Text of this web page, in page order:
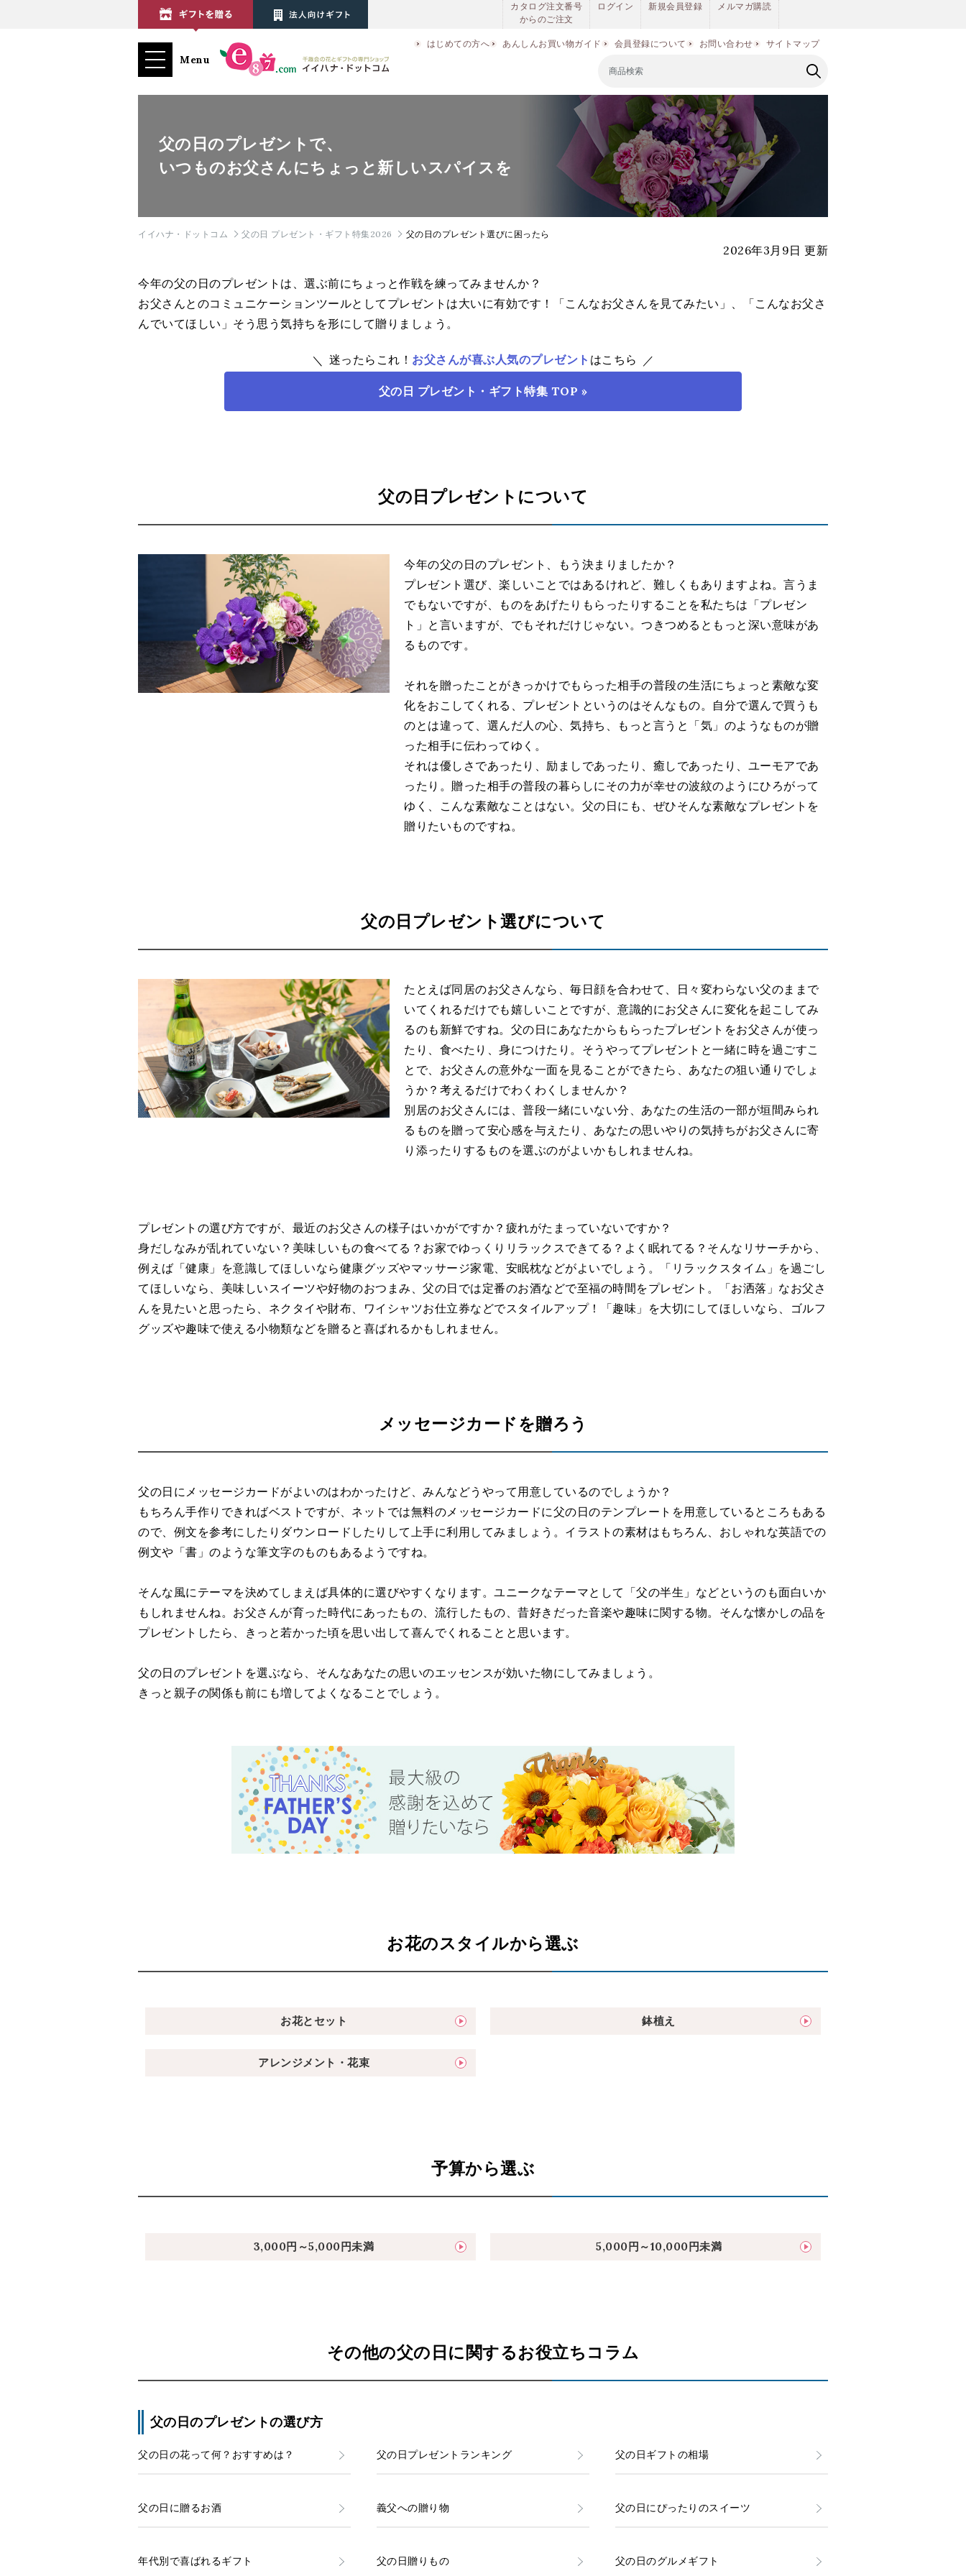
カタログ注文番号
からのご注文
ログイン 新規会員登録 メルマガ購読
Menu
はじめての方へ あんしんお買い物ガイド 会員登録について お問い合わせ サイトマップ
父の日のプレゼントで、
いつものお父さんにちょっと新しいスパイスを
イイハナ・ドットコム 父の日 プレゼント・ギフト特集2026 父の日のプレゼント選びに困ったら
2026年3月9日 更新
今年の父の日のプレゼントは、選ぶ前にちょっと作戦を練ってみませんか？
お父さんとのコミュニケーションツールとしてプレゼントは大いに有効です！「こんなお父さんを見てみたい」、「こんなお父さ
んでいてほしい」そう思う気持ちを形にして贈りましょう。
迷ったらこれ！ お父さんが喜ぶ人気のプレゼント はこちら
父の日 プレゼント・ギフト特集 TOP »
父の日プレゼントについて
今年の父の日のプレゼント、もう決まりましたか？
プレゼント選び、楽しいことではあるけれど、難しくもありますよね。言うま
でもないですが、ものをあげたりもらったりすることを私たちは「プレゼン
ト」と言いますが、でもそれだけじゃない。つきつめるともっと深い意味があ
るものです。
それを贈ったことがきっかけでもらった相手の普段の生活にちょっと素敵な変
化をおこしてくれる、プレゼントというのはそんなもの。自分で選んで買うも
のとは違って、選んだ人の心、気持ち、もっと言うと「気」のようなものが贈
った相手に伝わってゆく。
それは優しさであったり、励ましであったり、癒しであったり、ユーモアであ
ったり。贈った相手の普段の暮らしにその力が幸せの波紋のようにひろがって
ゆく、こんな素敵なことはない。父の日にも、ぜひそんな素敵なプレゼントを
贈りたいものですね。
父の日プレゼント選びについて
たとえば同居のお父さんなら、毎日顔を合わせて、日々変わらない父のままで
いてくれるだけでも嬉しいことですが、意識的にお父さんに変化を起こしてみ
るのも新鮮ですね。父の日にあなたからもらったプレゼントをお父さんが使っ
たり、食べたり、身につけたり。そうやってプレゼントと一緒に時を過ごすこ
とで、お父さんの意外な一面を見ることができたら、あなたの狙い通りでしょ
うか？考えるだけでわくわくしませんか？
別居のお父さんには、普段一緒にいない分、あなたの生活の一部が垣間みられ
るものを贈って安心感を与えたり、あなたの思いやりの気持ちがお父さんに寄
り添ったりするものを選ぶのがよいかもしれませんね。
プレゼントの選び方ですが、最近のお父さんの様子はいかがですか？疲れがたまっていないですか？
身だしなみが乱れていない？美味しいもの食べてる？お家でゆっくりリラックスできてる？よく眠れてる？そんなリサーチから、
例えば「健康」を意識してほしいなら健康グッズやマッサージ家電、安眠枕などがよいでしょう。「リラックスタイム」を過ごし
てほしいなら、美味しいスイーツや好物のおつまみ、父の日では定番のお酒などで至福の時間をプレゼント。「お洒落」なお父さ
んを見たいと思ったら、ネクタイや財布、ワイシャツお仕立券などでスタイルアップ！「趣味」を大切にしてほしいなら、ゴルフ
グッズや趣味で使える小物類などを贈ると喜ばれるかもしれません。
メッセージカードを贈ろう
父の日にメッセージカードがよいのはわかったけど、みんなどうやって用意しているのでしょうか？
もちろん手作りできればベストですが、ネットでは無料のメッセージカードに父の日のテンプレートを用意しているところもある
ので、例文を参考にしたりダウンロードしたりして上手に利用してみましょう。イラストの素材はもちろん、おしゃれな英語での
例文や「書」のような筆文字のものもあるようですね。
そんな風にテーマを決めてしまえば具体的に選びやすくなります。ユニークなテーマとして「父の半生」などというのも面白いか
もしれませんね。お父さんが育った時代にあったもの、流行したもの、昔好きだった音楽や趣味に関する物。そんな懐かしの品を
プレゼントしたら、きっと若かった頃を思い出して喜んでくれることと思います。
父の日のプレゼントを選ぶなら、そんなあなたの思いのエッセンスが効いた物にしてみましょう。
きっと親子の関係も前にも増してよくなることでしょう。
お花のスタイルから選ぶ
お花とセット 鉢植え
アレンジメント・花束
予算から選ぶ
3,000円～5,000円未満 5,000円～10,000円未満
その他の父の日に関するお役立ちコラム
父の日のプレゼントの選び方
父の日の花って何？おすすめは？ 父の日プレゼントランキング 父の日ギフトの相場
父の日に贈るお酒 義父への贈り物 父の日にぴったりのスイーツ
年代別で喜ばれるギフト 父の日贈りもの 父の日のグルメギフト